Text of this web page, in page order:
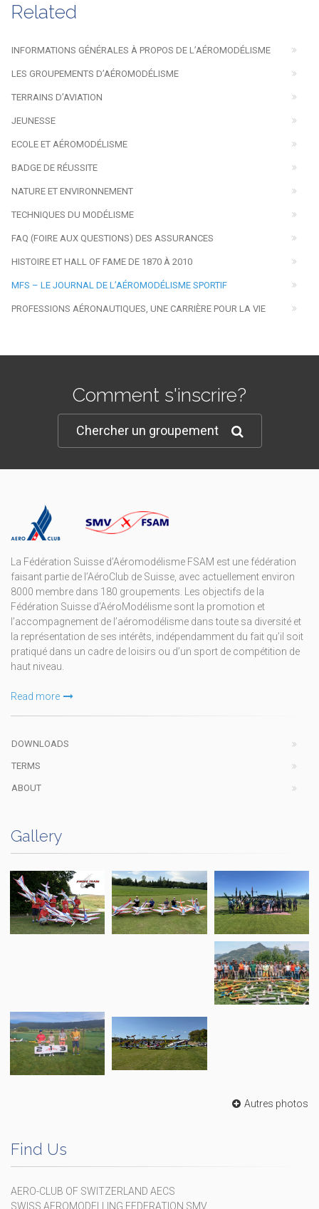
Related
INFORMATIONS GÉNÉRALES À PROPOS DE L’AÉROMODÉLISME
LES GROUPEMENTS D’AÉROMODÉLISME
TERRAINS D’AVIATION
JEUNESSE
ECOLE ET AÉROMODÉLISME
BADGE DE RÉUSSITE
NATURE ET ENVIRONNEMENT
TECHNIQUES DU MODÉLISME
FAQ (FOIRE AUX QUESTIONS) DES ASSURANCES
HISTOIRE ET HALL OF FAME DE 1870 À 2010
MFS – LE JOURNAL DE L’AÉROMODÉLISME SPORTIF
PROFESSIONS AÉRONAUTIQUES, UNE CARRIÈRE POUR LA VIE
Comment s'inscrire?
Chercher un groupement
La Fédération Suisse d’Aéromodélisme FSAM est une fédération
faisant partie de l’AéroClub de Suisse, avec actuellement environ
8000 membre dans 180 groupements. Les objectifs de la
Fédération Suisse d’AéroModélisme sont la promotion et
l’accompagnement de l’aéromodélisme dans toute sa diversité et
la représentation de ses intérêts, indépendamment du fait qu’il soit
pratiqué dans un cadre de loisirs ou d’un sport de compétition de
haut niveau.
Read more
DOWNLOADS
TERMS
ABOUT
Gallery
Autres photos
Find Us
AERO-CLUB OF SWITZERLAND AECS
SWISS AEROMODELLING FEDERATION SMV